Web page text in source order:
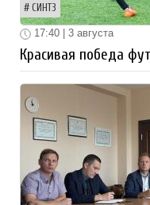
СИНТЗ
17:40 | 3 августа
Красивая победа